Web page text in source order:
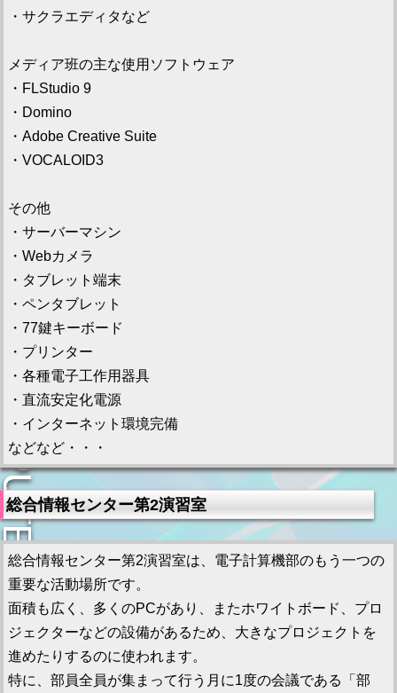
・サクラエディタなど
メディア班の主な使用ソフトウェア
・FLStudio 9
・Domino
・Adobe Creative Suite
・VOCALOID3
その他
・サーバーマシン
・Webカメラ
・タブレット端末
・ペンタブレット
・77鍵キーボード
・プリンター
・各種電子工作用器具
・直流安定化電源
・インターネット環境完備
などなど・・・
総合情報センター第2演習室
総合情報センター第2演習室は、電子計算機部のもう一つの
重要な活動場所です。
面積も広く、多くのPCがあり、またホワイトボード、プロ
ジェクターなどの設備があるため、大きなプロジェクトを
進めたりするのに使われます。
特に、部員全員が集まって行う月に1度の会議である「部